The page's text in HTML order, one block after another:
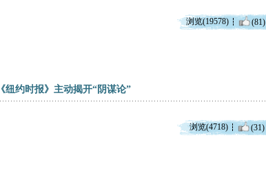
浏览(19578) (81)
《纽约时报》主动揭开“阴谋论”
浏览(4718) (31)